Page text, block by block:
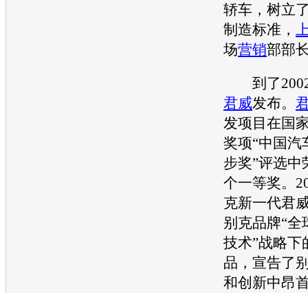
轿车，树立
制造标准，
场营销部部
到了2002
君威发布。
发项目在国
奖项“中国汽
步奖”评选中
个一等奖。
克新一代君
别克品牌“全
技术”战略下
品，宣告了
和创新中昂